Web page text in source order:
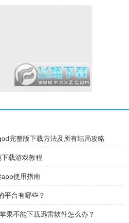
完整版下载方法及所有结局攻略
载游戏教程
使用指南
平台有哪些？
果不能下载迅雷软件怎么办？